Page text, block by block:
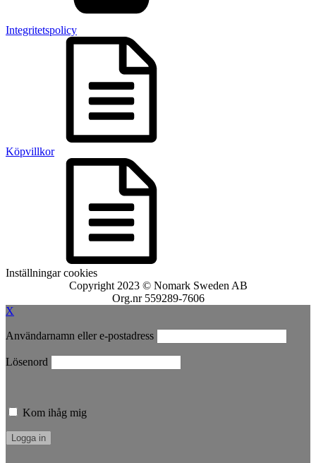
Integritetspolicy
Köpvillkor
Inställningar cookies
Copyright 2023 © Nomark Sweden AB
Org.nr 559289-7606
X
Användarnamn eller e-postadress
Lösenord
Kom ihåg mig